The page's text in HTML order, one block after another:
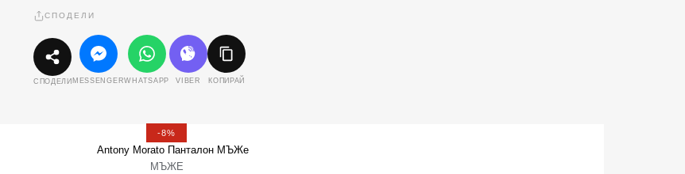
СПОДЕЛИ
СПОДЕЛИ MESSENGERWHATSAPP VIBER КОПИРАЙ
-8%
МЪЖЕ